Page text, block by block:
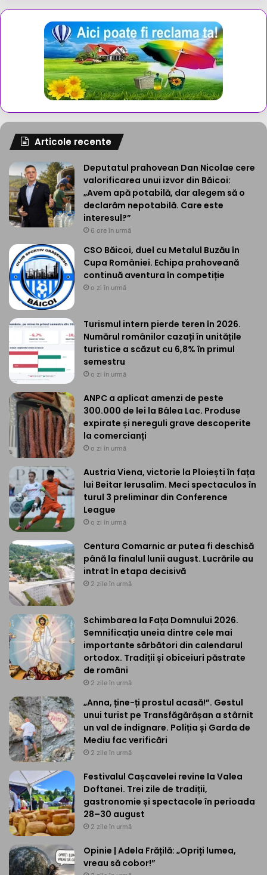
Articole recente
Deputatul prahovean Dan Nicolae cere
valorificarea unui izvor din Băicoi:
„Avem apă potabilă, dar alegem să o
declarăm nepotabilă. Care este
interesul?”
6 ore în urmă
CSO Băicoi, duel cu Metalul Buzău în
Cupa României. Echipa prahoveană
continuă aventura în competiție
o zi în urmă
Turismul intern pierde teren în 2026.
Numărul românilor cazați în unitățile
turistice a scăzut cu 6,8% în primul
semestru
o zi în urmă
ANPC a aplicat amenzi de peste
300.000 de lei la Bâlea Lac. Produse
expirate și nereguli grave descoperite
la comercianți
o zi în urmă
Austria Viena, victorie la Ploiești în fața
lui Beitar Ierusalim. Meci spectaculos în
turul 3 preliminar din Conference
League
o zi în urmă
Centura Comarnic ar putea fi deschisă
până la finalul lunii august. Lucrările au
intrat în etapa decisivă
2 zile în urmă
Schimbarea la Fața Domnului 2026.
Semnificația uneia dintre cele mai
importante sărbători din calendarul
ortodox. Tradiții și obiceiuri păstrate
de români
2 zile în urmă
„Anna, ține-ți prostul acasă!”. Gestul
unui turist pe Transfăgărășan a stârnit
un val de indignare. Poliția și Garda de
Mediu fac verificări
2 zile în urmă
Festivalul Cașcavelei revine la Valea
Doftanei. Trei zile de tradiții,
gastronomie și spectacole în perioada
28–30 august
2 zile în urmă
Opinie | Adela Frățilă: „Opriți lumea,
vreau să cobor!”